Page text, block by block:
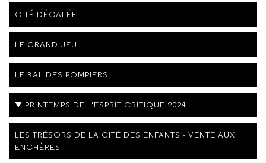
CITÉ DÉCALÉE
LE GRAND JEU
LE BAL DES POMPIERS
PRINTEMPS DE L'ESPRIT CRITIQUE 2024
LES TRÉSORS DE LA CITÉ DES ENFANTS - VENTE AUX
ENCHÈRES